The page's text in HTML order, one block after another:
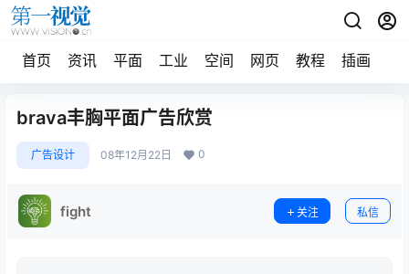
首页 资讯 平面 工业 空间 网页 教程 插画
brava丰胸平面广告欣赏
广告设计 08年12月22日 0
fight 关注 私信